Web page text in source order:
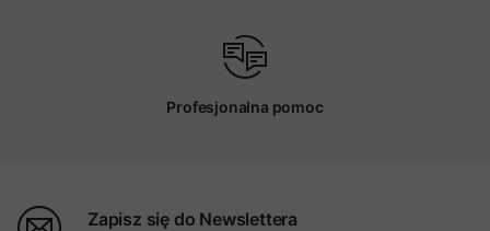
Profesjonalna pomoc
Zapisz się do Newslettera